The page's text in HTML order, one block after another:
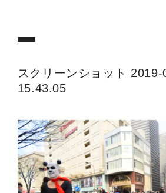
スクリーンショット 2019-
15.43.05